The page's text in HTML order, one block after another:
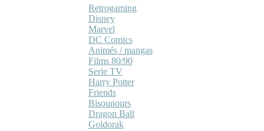
Retrogaming
Disney
Marvel
DC Comics
Animés / mangas
Films 80/90
Serie TV
Harry Potter
Friends
Bisounours
Dragon Ball
Goldorak